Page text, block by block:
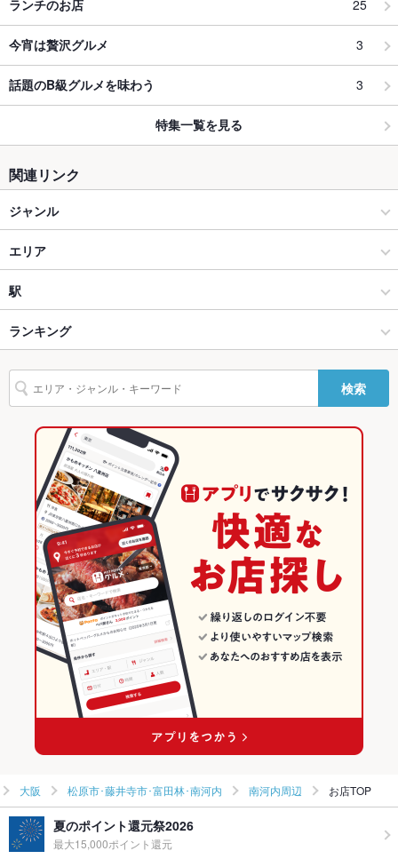
ランチのお店 25
今宵は贅沢グルメ 3
話題のB級グルメを味わう 3
特集一覧を見る
関連リンク
ジャンル
カフェ・スイーツ
スイーツ
松原市･藤井寺市･富田林･南河内 × カフェ・スイーツ
松原市･藤井寺市･富田林･南河内 × スイーツ
喜志駅 × カフェ・スイーツ
喜志駅 × スイーツ
洋食全般
松原市･藤井寺市･富田林･南河内 × 洋食
松原市･藤井寺市･富田林･南河内 × 洋食全般
喜志駅 × 洋食
喜志駅 × 洋食全般
エリア
南河内周辺
南河内周辺 × カフェ・スイーツ
南河内周辺 × スイーツ
南河内周辺 × 洋食
南河内周辺 × 洋食全般
大阪 × カフェ・スイーツ
大阪 × スイーツ
大阪 × 洋食
大阪 × 洋食全般
駅
喜志駅
ランキング
大阪のグルメランキング
大阪のカフェ・スイーツランキング
松原市･藤井寺市･富田林･南河内のグルメランキング
検索
大阪 松原市･藤井寺市･富田林･南河内 南河内周辺 お店TOP
夏のポイント還元祭2026
最大15,000ポイント還元